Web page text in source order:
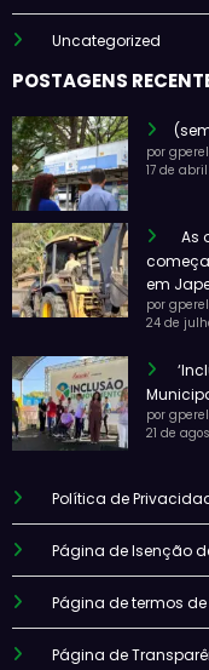
Uncategorized
POSTAGENS
por
17 de
As
em
por
24 de
por
21 de
Política de
Página de Isenção
Página de termos
Página de